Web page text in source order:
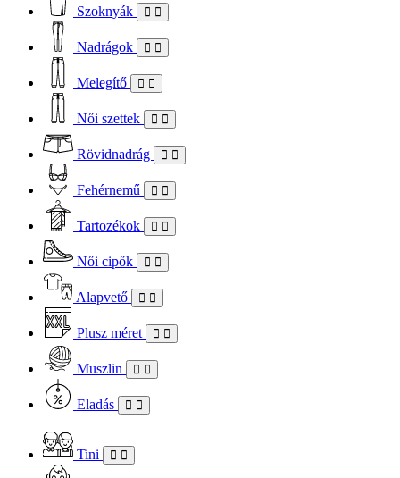
Szoknyák
Nadrágok
Melegítő
Női szettek
Rövidnadrág
Fehérnemű
Tartozékok
Női cipők
Alapvető
Plusz méret
Muszlin
Eladás
Tini